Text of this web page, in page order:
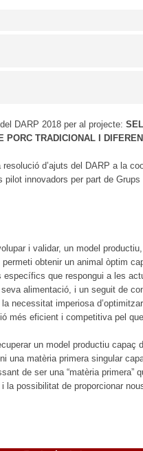
DARP 2018 per al projecte:
PORC TRADICIONAL I
d’ajuts del DARP a la
innovadors per part de
i validar, un model
obtenir un animal òptim
específics que respongui a les
alimentació, i un seguit de
necessitat imperiosa
més eficient i competitiva pel
un model productiu capaç
una matèria primera singular
de ser una “matèria primera”
la possibilitat de proporcionar